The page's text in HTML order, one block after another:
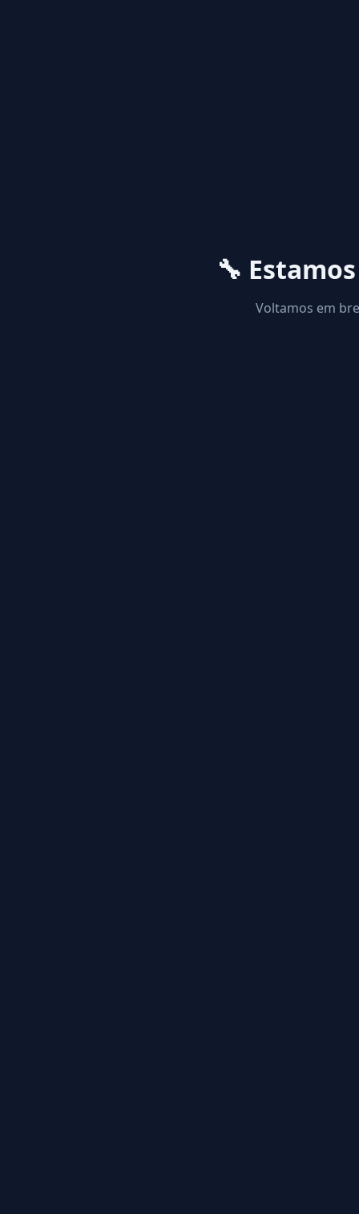
🔧
Voltamos em